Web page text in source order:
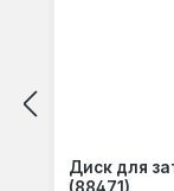
Диск для
(88471)